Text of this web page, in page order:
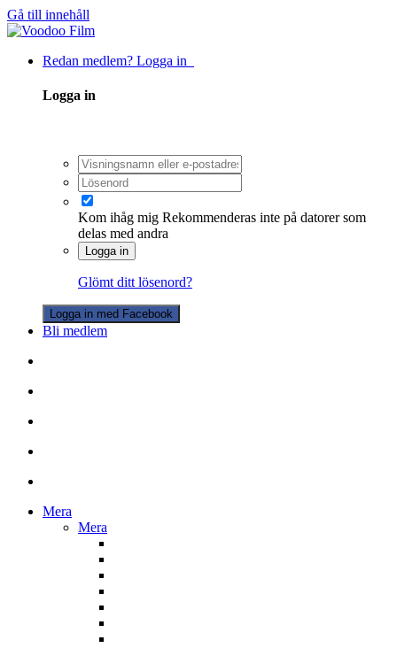
Gå till innehåll
Redan medlem? Logga in
Logga in
Kom ihåg mig Rekommenderas inte på datorer som
delas med andra
Logga in
Glömt ditt lösenord?
Logga in med Facebook
Bli medlem
Mera
Mera